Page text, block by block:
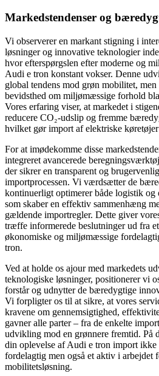
Markedstendenser og
Vi observerer en markant stigning i
løsninger og innovative teknologier
hvor efterspørgslen efter moderne og
Audi e tron konstant vokser. Denne
global tendens mod grøn mobilitet, men
bevidsthed om miljømæssige forhold
Vores erfaring viser, at markedet i
reducere CO₂-udslip og fremme
hvilket gør import af elektriske
For at imødekomme disse
integreret avancerede
der sikrer en transparent og
importprocessen. Vi værdsætter de
kontinuerligt optimerer både logistik og
som skaber en effektiv sammenhæng
gældende importregler. Dette giver
træffe informerede beslutninger ud fra
økonomiske og miljømæssige
tron.
Ved at holde os ajour med markedets
teknologiske løsninger, positionerer vi
forstår og udnytter de bæredygtige
Vi forpligter os til at sikre, at vores
kravene om gennemsigtighed,
gavner alle parter – fra de enkelte
udvikling mod en grønnere fremtid. På
din oplevelse af Audi e tron import
fordelagtig men også et aktiv i arbejdet
mobilitetsløsning.